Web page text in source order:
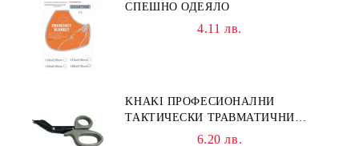
СПЕШНО ОДЕЯЛО
4.11 лв.
KHAKI ПРОФЕСИОНАЛНИ
ТАКТИЧЕСКИ ТРАВМАТИЧНИ
НОЖИЦИ НОЖИЦА
6.20 лв.